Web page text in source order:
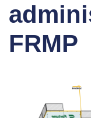
FRMP